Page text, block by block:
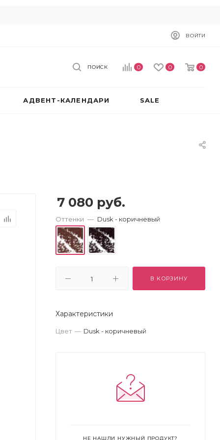
ВОЙТИ
0 0 0
ПОИСК
АДВЕНТ-КАЛЕНДАРИ SALE
7 080 руб.
Оттенки — Dusk - коричневый
В КОРЗИНУ
Характеристики
Цвет — Dusk - коричневый
НЕ НАШЛИ НУЖНЫЙ ПРОДУКТ?